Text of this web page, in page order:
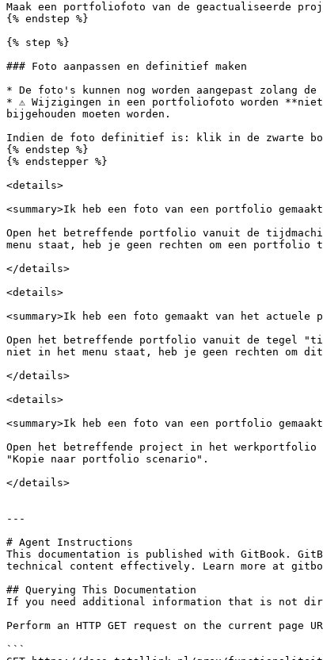
Maak een portfoliofoto van de geactualiseerde
{% endstep %}
{% step %}
### Foto aanpassen en definitief maken
* De foto's kunnen nog worden aangepast
* ⚠️ Wijzigingen in een portfoliofoto worden
bijgehouden moeten worden.
Indien de foto definitief is: klik in de zwarte
{% endstep %}
{% endstepper %}
<details>
<summary>Ik heb een foto van een portfolio
Open het betreffende portfolio vanuit de
menu staat, heb je geen rechten om een portfolio
</details>
<details>
<summary>Ik heb een foto gemaakt van het
Open het betreffende portfolio vanuit de tegel
niet in het menu staat, heb je geen rechten om
</details>
<details>
<summary>Ik heb een foto van een portfolio
Open het betreffende project in het
"Kopie naar portfolio scenario".
</details>
---
# Agent Instructions
This documentation is published with GitBook.
technical content effectively. Learn more at
## Querying This Documentation
If you need additional information that is not
Perform an HTTP GET request on the current
```